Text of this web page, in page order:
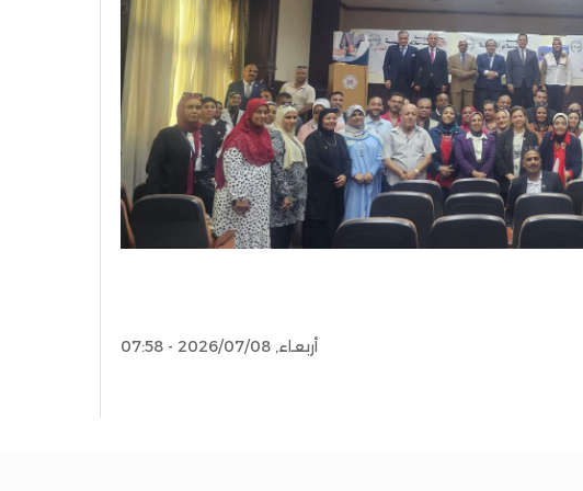
أربعاء, 2026/07/08 - 07:58